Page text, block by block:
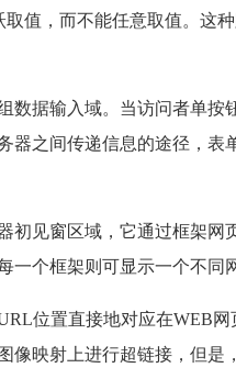
值，而不能任意取值。这
数据输入域。当访问者单按
器之间传递信息的途径，表
初见窗区域，它通过框架
个框架则可显示一个不同
位置直接地对应在WEB
像映射上进行超链接，但是